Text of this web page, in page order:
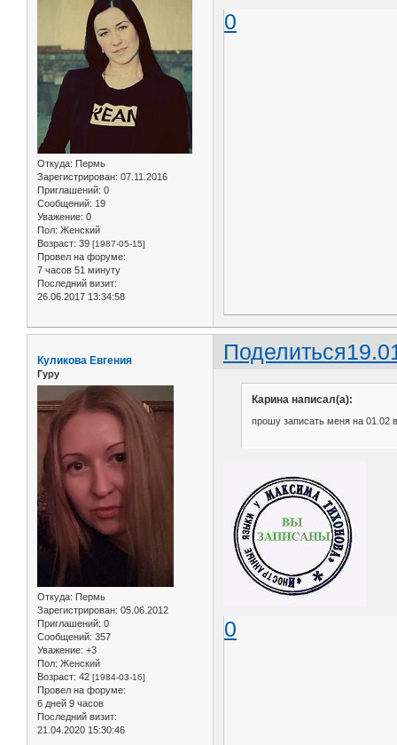
Откуда: Пермь
Зарегистрирован: 07.11.2016
Приглашений: 0
Сообщений: 19
Уважение: 0
Пол: Женский
Возраст: 39 [1987-05-15]
Провел на форуме:
7 часов 51 минуту
Последний визит:
26.06.2017 13:34:58
0
Поделиться
Куликова Евгения
Гуру
Откуда: Пермь
Зарегистрирован: 05.06.2012
Приглашений: 0
Сообщений: 357
Уважение: +3
Пол: Женский
Возраст: 42 [1984-03-16]
Провел на форуме:
6 дней 9 часов
Последний визит:
21.04.2020 15:30:46
Карина написал(а):
прошу записать меня на 01.02
0